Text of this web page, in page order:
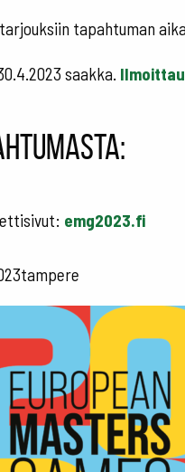
tapahtuman
saakka.
emg2023.fi